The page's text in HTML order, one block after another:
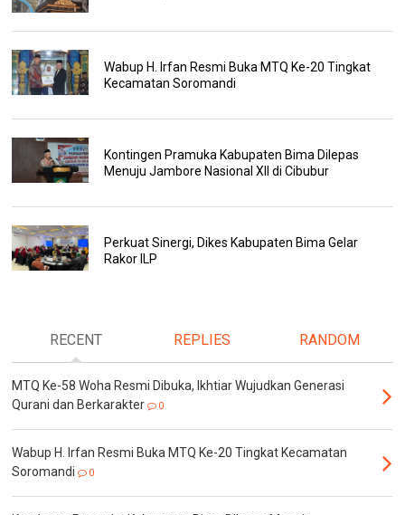
Wabup H. Irfan Resmi Buka MTQ Ke-20 Tingkat
Kecamatan Soromandi
Kontingen Pramuka Kabupaten Bima Dilepas
Menuju Jambore Nasional XII di Cibubur
Perkuat Sinergi, Dikes Kabupaten Bima Gelar
Rakor ILP
RECENT REPLIES RANDOM
MTQ Ke-58 Woha Resmi Dibuka, Ikhtiar Wujudkan Generasi
Qurani dan Berkarakter
0
Wabup H. Irfan Resmi Buka MTQ Ke-20 Tingkat Kecamatan
Soromandi
0